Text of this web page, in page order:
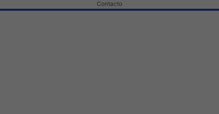
Contacto